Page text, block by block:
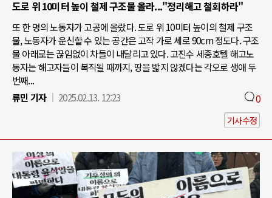
도로 위 10미터 높이 철제 구조물 올라..."정리해고 철회하라"
또 한 명의 노동자가 고공에 올랐다. 도로 위 10미터 높이의 철제 구조
물, 노동자가 운신할 수 있는 공간은 고작 가로 세로 90cm 정도다. 구조
물 아래로는 끊임없이 차들이 내달리고 있다. 고진수 세종호텔 해고노
동자는 해고자들이 복직될 때까지, 땅을 밟지 않겠다는 각오로 생애 두
번째...
류민 기자
2025.02.13. 12:23 0
기사수정